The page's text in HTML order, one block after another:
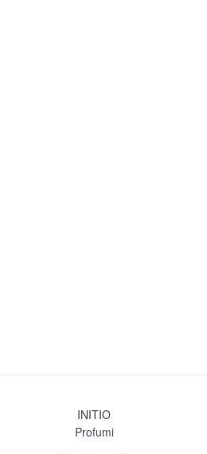
INITIO
Profumi